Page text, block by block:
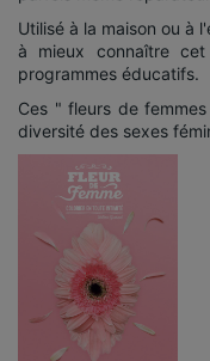
Utilisé à la maison ou à
à mieux connaître
programmes éducatifs.
Ces " fleurs de
diversité des sexes